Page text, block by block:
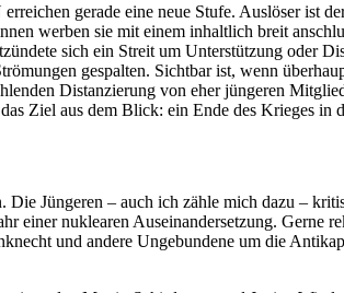
gerade eine neue Stufe. Auslöser ist
werben sie mit einem inhaltlich breit
sich ein Streit um Unterstützung oder
gespalten. Sichtbar ist, wenn
Distanzierung von eher jüngeren
Ziel aus dem Blick: ein Ende des Krieges in
Jüngeren – auch ich zähle mich dazu –
einer nuklearen Auseinandersetzung.
und andere Ungebundene um die